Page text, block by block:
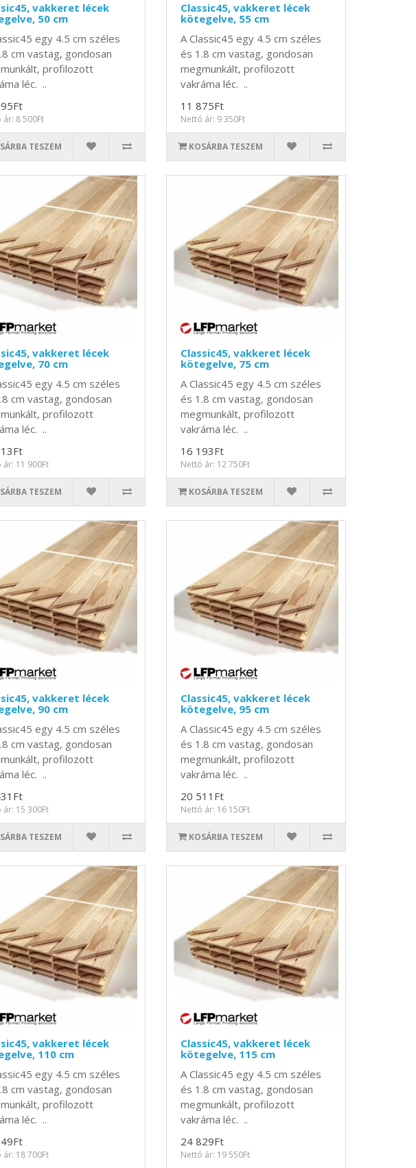
vakkeret lécek
50 cm
egy 4.5 cm széles
cm vastag, gondosan
profilozott
léc. ..
ár: 8 500Ft
TESZEM
Classic45, vakkeret lécek
kötegelve, 55 cm
A Classic45 egy 4.5 cm széles
és 1.8 cm vastag, gondosan
megmunkált, profilozott
vakráma léc. ..
11 875Ft
Nettó ár: 9 350Ft
KOSÁRBA TESZEM
vakkeret lécek
70 cm
egy 4.5 cm széles
cm vastag, gondosan
profilozott
léc. ..
ár: 11 900Ft
TESZEM
Classic45, vakkeret lécek
kötegelve, 75 cm
A Classic45 egy 4.5 cm széles
és 1.8 cm vastag, gondosan
megmunkált, profilozott
vakráma léc. ..
16 193Ft
Nettó ár: 12 750Ft
KOSÁRBA TESZEM
vakkeret lécek
90 cm
egy 4.5 cm széles
cm vastag, gondosan
profilozott
léc. ..
ár: 15 300Ft
TESZEM
Classic45, vakkeret lécek
kötegelve, 95 cm
A Classic45 egy 4.5 cm széles
és 1.8 cm vastag, gondosan
megmunkált, profilozott
vakráma léc. ..
20 511Ft
Nettó ár: 16 150Ft
KOSÁRBA TESZEM
vakkeret lécek
110 cm
egy 4.5 cm széles
cm vastag, gondosan
profilozott
léc. ..
ár: 18 700Ft
Classic45, vakkeret lécek
kötegelve, 115 cm
A Classic45 egy 4.5 cm széles
és 1.8 cm vastag, gondosan
megmunkált, profilozott
vakráma léc. ..
24 829Ft
Nettó ár: 19 550Ft